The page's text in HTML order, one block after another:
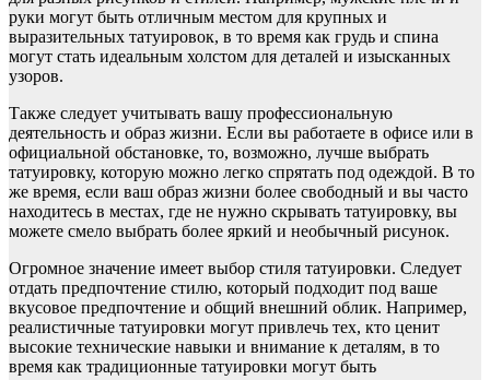
руки могут быть отличным местом для крупных и
выразительных татуировок, в то время как грудь и спина
могут стать идеальным холстом для деталей и изысканных
узоров.
Также следует учитывать вашу профессиональную
деятельность и образ жизни. Если вы работаете в офисе или в
официальной обстановке, то, возможно, лучше выбрать
татуировку, которую можно легко спрятать под одеждой. В то
же время, если ваш образ жизни более свободный и вы часто
находитесь в местах, где не нужно скрывать татуировку, вы
можете смело выбрать более яркий и необычный рисунок.
Огромное значение имеет выбор стиля татуировки. Следует
отдать предпочтение стилю, который подходит под ваше
вкусовое предпочтение и общий внешний облик. Например,
реалистичные татуировки могут привлечь тех, кто ценит
высокие технические навыки и внимание к деталям, в то
время как традиционные татуировки могут быть